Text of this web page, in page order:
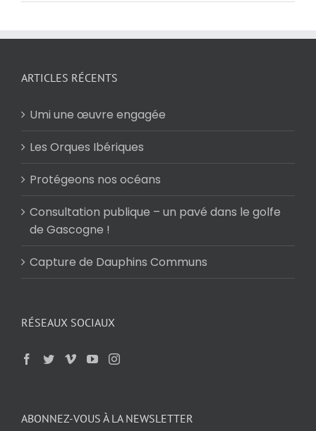
ARTICLES RÉCENTS
Umi une œuvre engagée
Les Orques Ibériques
Protégeons nos océans
Consultation publique – un pavé dans le golfe
de Gascogne !
Capture de Dauphins Communs
RÉSEAUX SOCIAUX
ABONNEZ-VOUS À LA NEWSLETTER